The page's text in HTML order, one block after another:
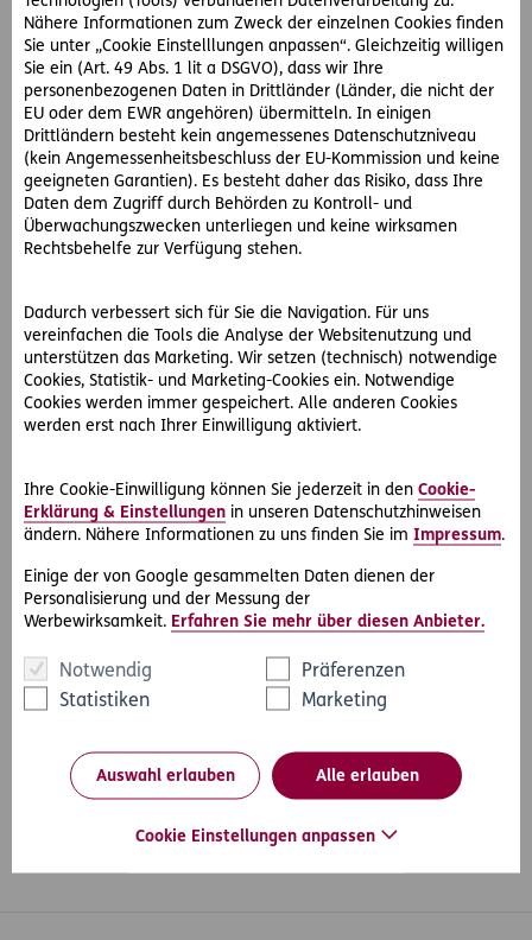
Nähere Informationen zum Zweck der einzelnen Cookies finden
Sie unter „Cookie Einstelllungen anpassen“. Gleichzeitig willigen
Sie ein (Art. 49 Abs. 1 lit a DSGVO), dass wir Ihre
personenbezogenen Daten in Drittländer (Länder, die nicht der
EU oder dem EWR angehören) übermitteln. In einigen
Drittländern besteht kein angemessenes Datenschutzniveau
(kein Angemessenheitsbeschluss der EU-Kommission und keine
geeigneten Garantien). Es besteht daher das Risiko, dass Ihre
Daten dem Zugriff durch Behörden zu Kontroll- und
Überwachungszwecken unterliegen und keine wirksamen
Rechtsbehelfe zur Verfügung stehen.
Dadurch verbessert sich für Sie die Navigation. Für uns
vereinfachen die Tools die Analyse der Websitenutzung und
unterstützen das Marketing. Wir setzen (technisch) notwendige
Cookies, Statistik- und Marketing-Cookies ein. Notwendige
Cookies werden immer gespeichert. Alle anderen Cookies
werden erst nach Ihrer Einwilligung aktiviert.
Ihre Cookie-Einwilligung können Sie jederzeit in den Cookie-
Erklärung & Einstellungen in unseren Datenschutzhinweisen
ändern. Nähere Informationen zu uns finden Sie im Impressum.
Einige der von Google gesammelten Daten dienen der
Personalisierung und der Messung der
Werbewirksamkeit. Erfahren Sie mehr über diesen Anbieter.
Notwendig
Präferenzen
Statistiken
Marketing
Auswahl erlauben Alle erlauben
Cookie Einstellungen anpassen
Facebook in dem für alle Nutzer einsehbaren Bereich, die
Frage, ob die EUR 15.000.- nochmals aufgetaucht sind.
Wenig später löscht Herr H. diesen Eintrag wieder. Herr. H
wird von der R-Bank entlassen, weil er gegen seine
Treuepflicht verletzt hat. Herr H. sieht das anders und
bekämpft die Entlassung vor Gericht.
So hat der OGH entschieden:
Mit der Anfrage im öffentlichen Bereich (auf Facebook) hat
gehalten, sondern sie einer großen Öffentlichkeit
zugänglich gemach.
Genauso gut hätte er seine Anfrage in eine Tageszeitung
setzen können. Gegenüber den Nachbarn hätte es genügt,
sich ganz allgemein zu distanzieren.
Herr H. hat mit seinem Verhalten gegen die
Verschwiegenheits- und Diskretionspflicht verstoßen, seine
Entlassung war damit gerechtfertigt.
#Rechtsprechung #Arbeit & Soziales